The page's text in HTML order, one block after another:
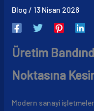
Blog / 13 Nisan 2026
Üretim
Noktasına
Modern sanayi